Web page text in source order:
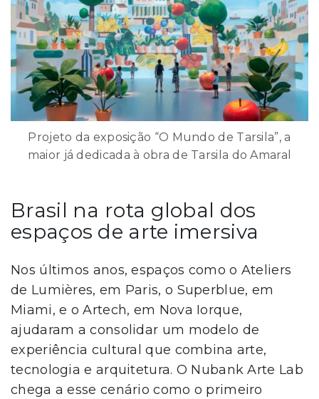
Projeto da exposição “O Mundo de Tarsila”, a
maior já dedicada à obra de Tarsila do Amaral
Brasil na rota global dos
espaços de arte imersiva
Nos últimos anos, espaços como o Ateliers
de Lumières, em Paris, o Superblue, em
Miami, e o Artech, em Nova Iorque,
ajudaram a consolidar um modelo de
experiência cultural que combina arte,
tecnologia e arquitetura. O Nubank Arte Lab
chega a esse cenário como o primeiro